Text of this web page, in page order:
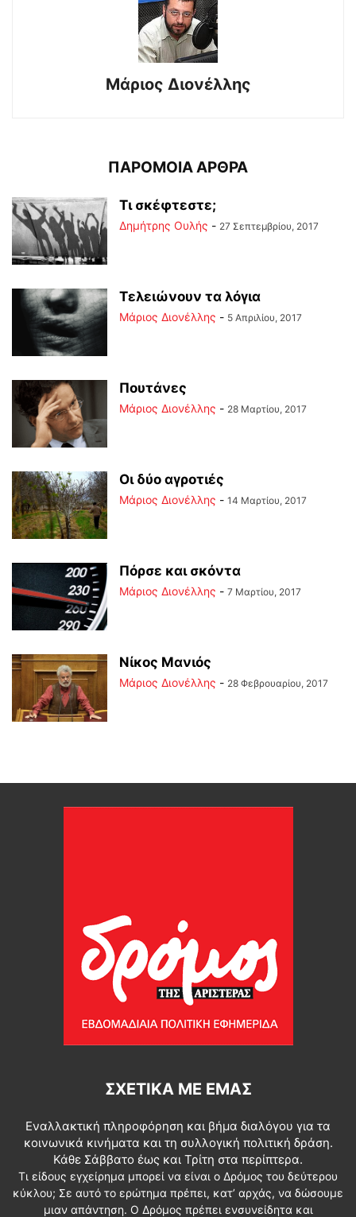
Μάριος Διονέλλης
ΠΑΡΟΜΟΙΑ ΑΡΘΡΑ
Τι σκέφτεστε;
Δημήτρης Ουλής - 27 Σεπτεμβρίου, 2017
Τελειώνουν τα λόγια
Μάριος Διονέλλης - 5 Απριλίου, 2017
Πουτάνες
Μάριος Διονέλλης - 28 Μαρτίου, 2017
Οι δύο αγροτιές
Μάριος Διονέλλης - 14 Μαρτίου, 2017
Πόρσε και σκόντα
Μάριος Διονέλλης - 7 Μαρτίου, 2017
Νίκος Μανιός
Μάριος Διονέλλης - 28 Φεβρουαρίου, 2017
ΣΧΕΤΙΚΆ ΜΕ ΕΜΆΣ
Εναλλακτική πληροφόρηση και βήμα διαλόγου για τα
κοινωνικά κινήματα και τη συλλογική πολιτική δράση.
Κάθε Σάββατο έως και Τρίτη στα περίπτερα.
Τι είδους εγχείρημα μπορεί να είναι ο Δρόμος του δεύτερου
κύκλου; Σε αυτό το ερώτημα πρέπει, κατ’ αρχάς, να δώσουμε
μιαν απάντηση. Ο Δρόμος πρέπει ενσυνείδητα και